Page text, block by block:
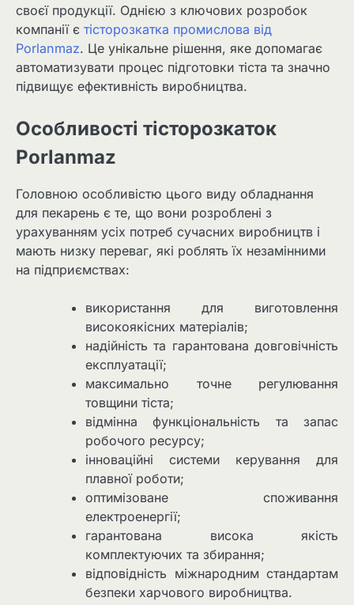
своєї продукції. Однією з ключових розробок
компанії є тісторозкатка промислова від
Porlanmaz. Це унікальне рішення, яке допомагає
автоматизувати процес підготовки тіста та значно
підвищує ефективність виробництва.
Особливості тісторозкаток
Porlanmaz
Головною особливістю цього виду обладнання
для пекарень є те, що вони розроблені з
урахуванням усіх потреб сучасних виробництв і
мають низку переваг, які роблять їх незамінними
на підприємствах:
використання для виготовлення
високоякісних матеріалів;
надійність та гарантована довговічність
експлуатації;
максимально точне регулювання
товщини тіста;
відмінна функціональність та запас
робочого ресурсу;
інноваційні системи керування для
плавної роботи;
оптимізоване споживання
електроенергії;
гарантована висока якість
комплектуючих та збирання;
відповідність міжнародним стандартам
безпеки харчового виробництва.